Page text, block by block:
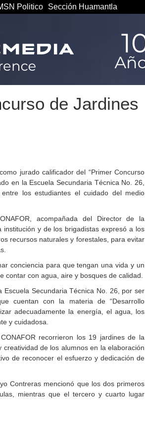
Politico Sección Huamantla
de Jardines
jurado calificador del “Primer Concurso
en la Escuela Secundaria Técnica No. 26,
los estudiantes el cuidado del medio
acompañada del Director de la
y de los brigadistas expresó a los
recursos naturales y forestales, para evitar
conciencia para que tengan una vida y un
contar con agua, aire y bosques de calidad.
Secundaria Técnica No. 26, por ser
cuentan con la materia de “Desarrollo
adecuadamente la energía, el agua, los
y cuidadosa.
recorrieron los 19 jardines de la
de los alumnos en la elaboración
de reconocer el esfuerzo y dedicación de
Contreras mencionó que los dos primeros
mientras que el tercero y cuarto lugar